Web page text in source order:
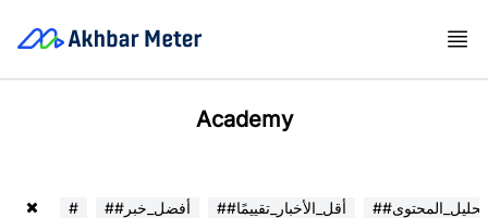
Academy
# ##أفضل_خبر ##أقل_الأخبار_تقييمًا ##تحليل_المحتوى